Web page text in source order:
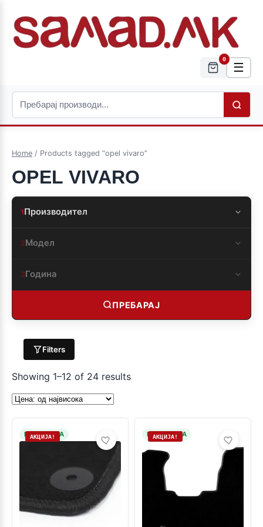
0
☰
Home / Products tagged “opel vivaro”
OPEL VIVARO
1Производител
2Модел
3Година
ПРЕБАРАЈ
Filters
Showing 1–12 of 24 results
НА ЗАЛИХА
АКЦИЈА! НА ЗАЛИХА
АКЦИЈА!